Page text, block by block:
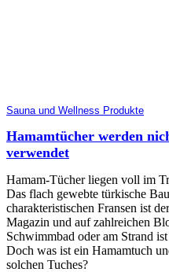
Sauna und Wellness Produkte
Hamamtücher werden
verwendet
Hamam-Tücher liegen voll im
Das flach gewebte türkische
charakteristischen Fransen ist
Magazin und auf zahlreichen
Schwimmbad oder am Strand
Doch was ist ein Hamamtuch
solchen Tuches?